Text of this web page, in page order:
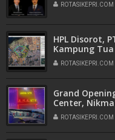
ROTASIKEPRI.COM
HPL Disorot,
Kampung Tua
ROTASIKEPRI.COM
Grand
Center,
Persen
ROTASIKEPRI.COM